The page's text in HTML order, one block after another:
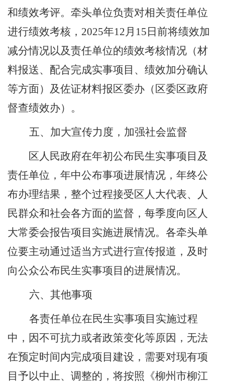
和绩效考评。牵头单位负责对相关责任单位
进行绩效考核， 2025年12月 15 日前将绩效加
减分情况以及责任单位的绩效考核情况（材
料报送、配合完成实事项目、绩效加分确认
等方面）及佐证材料报区委办（区委区政府
督查绩效办）。
五、 加大宣传力度，加强社会监督
区人民政府在年初公布民生实事项目 及
责任单位，年中公布事项进展情况，年终公
布办理结果，整个过程接受区人大代表、人
民群众和社会各方面的监督 ，每季度向区人
大常委会报告项目实施进展情况。各牵头单
位要主动通过适当方式进行宣传报道， 及时
向公众公布民生实事项目 的进展情况。
六、 其他事项
各责任单位在民生实事项目实施过程
中，因不可抗力或者政策变化等原因，无法
在预定时间内完成项目建设，需要对现有项
目予以中止、调整的， 将按照 《柳州市柳江